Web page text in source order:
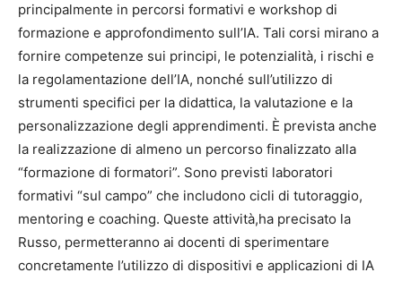
principalmente in percorsi formativi e workshop di
formazione e approfondimento sull’IA. Tali corsi mirano a
fornire competenze sui principi, le potenzialità, i rischi e
la regolamentazione dell’IA, nonché sull’utilizzo di
strumenti specifici per la didattica, la valutazione e la
personalizzazione degli apprendimenti. È prevista anche
la realizzazione di almeno un percorso finalizzato alla
“formazione di formatori”. Sono previsti laboratori
formativi “sul campo” che includono cicli di tutoraggio,
mentoring e coaching. Queste attività,ha precisato la
Russo, permetteranno ai docenti di sperimentare
concretamente l’utilizzo di dispositivi e applicazioni di IA